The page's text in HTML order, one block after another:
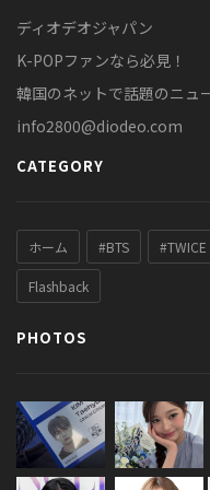
ディオデオジャパン
K-POPファンなら必見！
韓国のネットで話題のニュ
info2800@diodeo.com
CATEGORY
ホーム #BTS #TWICE
Flashback
PHOTOS